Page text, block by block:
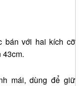
bán với hai kích cỡ
43cm.
mái, dùng để giữ